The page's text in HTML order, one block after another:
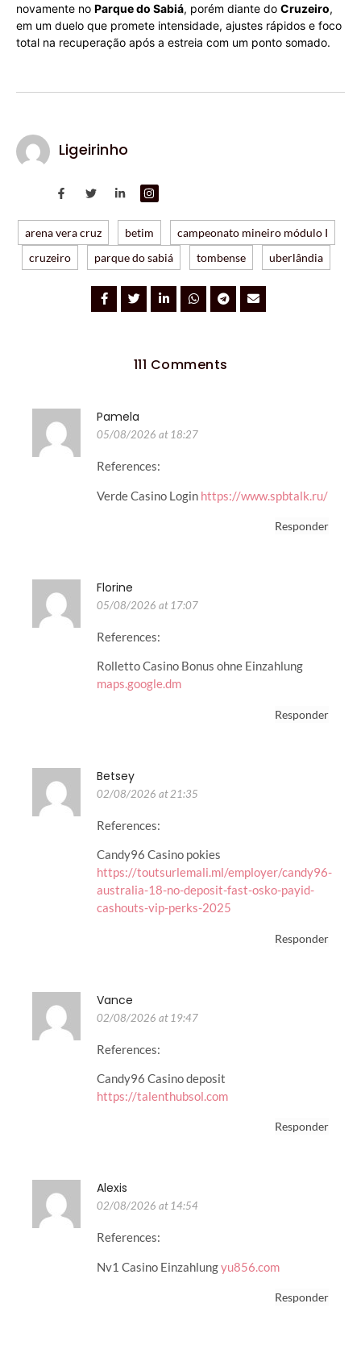
novamente no Parque do Sabiá, porém diante do Cruzeiro,
em um duelo que promete intensidade, ajustes rápidos e foco
total na recuperação após a estreia com um ponto somado.
Ligeirinho
arena vera cruz betim
campeonato mineiro módulo I
cruzeiro
parque do sabiá tombense uberlândia
111 Comments
Pamela
05/08/2026 at 18:27
References:
Verde Casino Login https://www.spbtalk.ru/
Responder
Florine
05/08/2026 at 17:07
References:
Rolletto Casino Bonus ohne Einzahlung
maps.google.dm
Responder
Betsey
02/08/2026 at 21:35
References:
Candy96 Casino pokies
https://toutsurlemali.ml/employer/candy96-
australia-18-no-deposit-fast-osko-payid-
cashouts-vip-perks-2025
Responder
Vance
02/08/2026 at 19:47
References:
Candy96 Casino deposit
https://talenthubsol.com
Responder
Alexis
02/08/2026 at 14:54
References:
Nv1 Casino Einzahlungyu856.com
Responder